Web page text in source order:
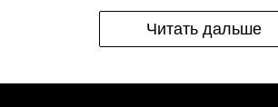
Читать дальше